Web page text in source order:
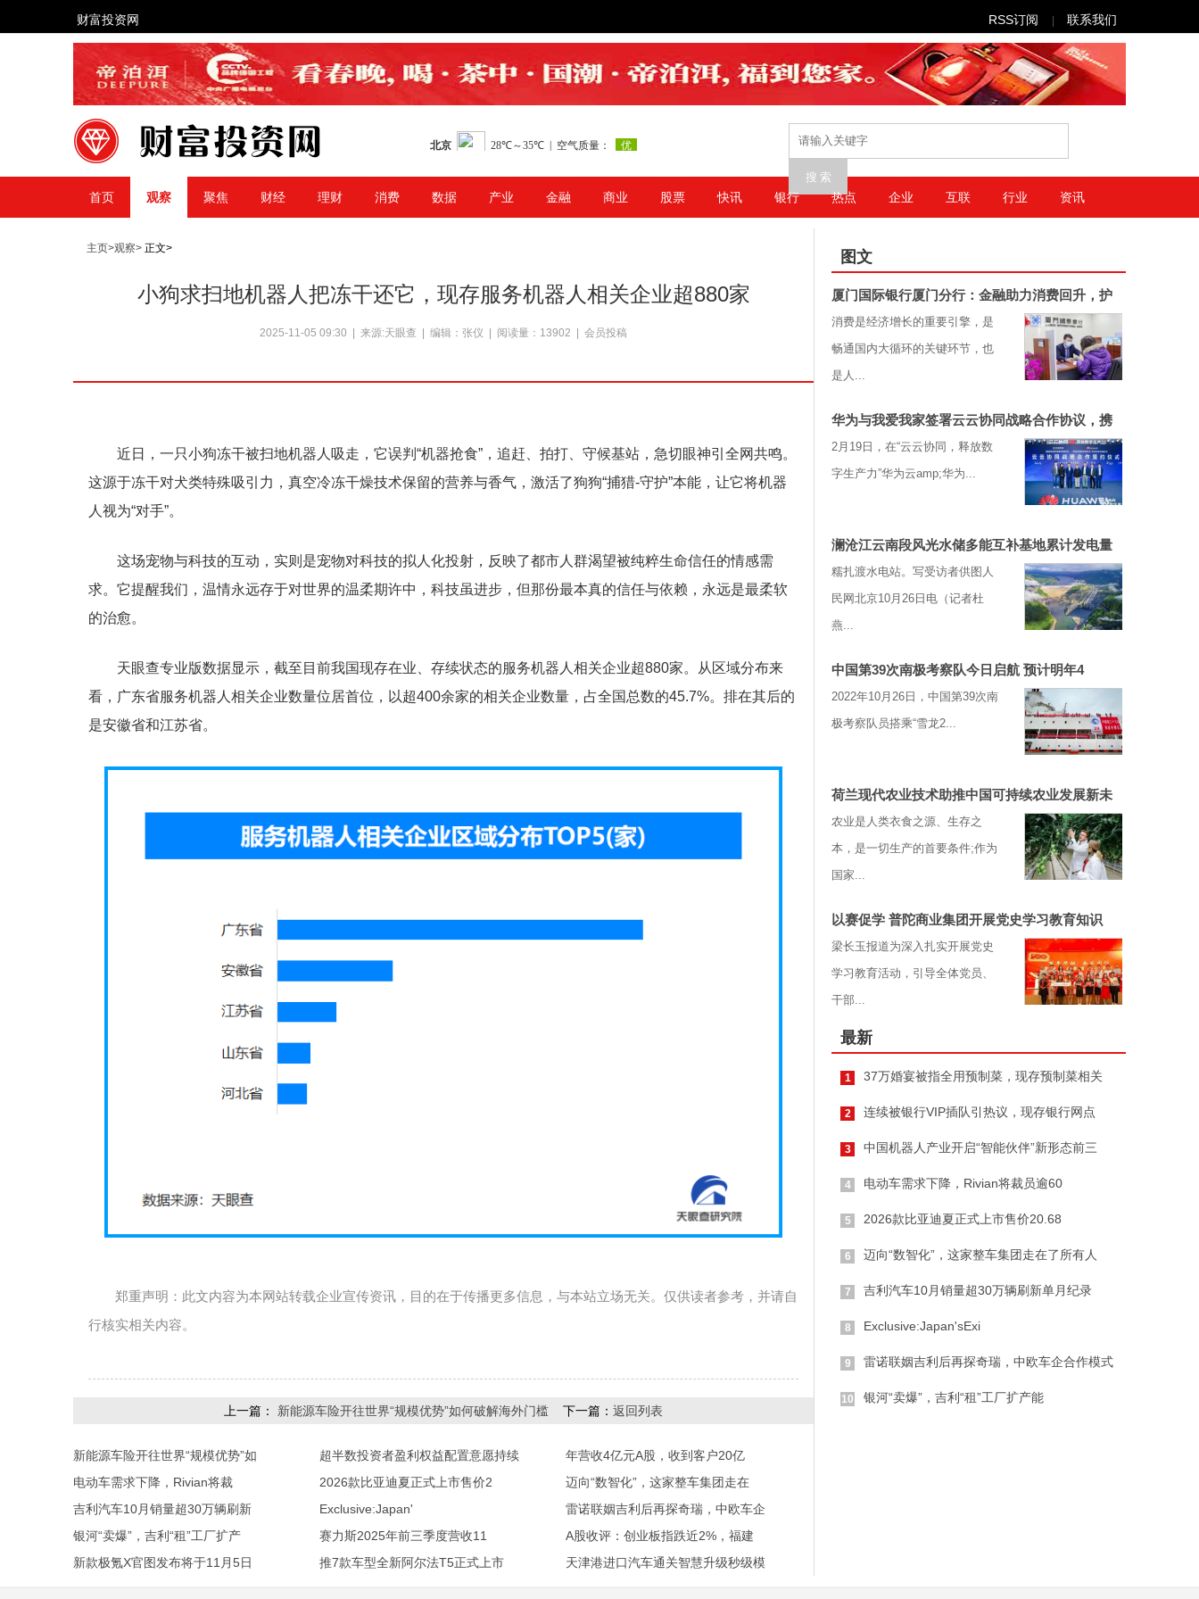
财富投资网 联系我们
RSS订阅
首页 观察 聚焦 财经 理财 消费 数据 产业 金融 商业 股票 快讯 银行 热点 企业 互联 行业 资讯
主页>观察> 正文>
小狗求扫地机器人把冻干还它，现存服务机器人相关企业超880家
2025-11-05 09:30 | 来源:天眼查 | 编辑：张仪 | 阅读量：13902 | 会员投稿
近日，一只小狗冻干被扫地机器人吸走，它误判“机器抢食”，追赶、拍打、守候基站，急切眼神引全网共鸣。
这源于冻干对犬类特殊吸引力，真空冷冻干燥技术保留的营养与香气，激活了狗狗“捕猎-守护”本能，让它将机器
人视为“对手”。
这场宠物与科技的互动，实则是宠物对科技的拟人化投射，反映了都市人群渴望被纯粹生命信任的情感需
求。它提醒我们，温情永远存于对世界的温柔期许中，科技虽进步，但那份最本真的信任与依赖，永远是最柔软
的治愈。
天眼查专业版数据显示，截至目前我国现存在业、存续状态的服务机器人相关企业超880家。从区域分布来
看，广东省服务机器人相关企业数量位居首位，以超400余家的相关企业数量，占全国总数的45.7%。排在其后的
是安徽省和江苏省。
郑重声明：此文内容为本网站转载企业宣传资讯，目的在于传播更多信息，与本站立场无关。仅供读者参考，并请自
行核实相关内容。
上一篇： 新能源车险开往世界“规模优势”如何破解海外门槛 下一篇： 返回列表
新能源车险开往世界“规模优势”如 超半数投资者盈利权益配置意愿持续
年营收4亿元A股，收到客户20亿
电动车需求下降，Rivian将裁
2026款比亚迪夏正式上市售价2
迈向“数智化”，这家整车集团走在
吉利汽车10月销量超30万辆刷新
Exclusive:Japan'
雷诺联姻吉利后再探奇瑞，中欧车企
银河“卖爆”，吉利“租”工厂扩产
赛力斯2025年前三季度营收11
A股收评：创业板指跌近2%，福建
新款极氪X官图发布将于11月5日
推7款车型全新阿尔法T5正式上市 天津港进口汽车通关智慧升级秒级模
图文
厦门国际银行厦门分行：金融助力消费回升，护
消费是经济增长的重要引擎，是
畅通国内大循环的关键环节，也
是人...
华为与我爱我家签署云云协同战略合作协议，携
2月19日，在“云云协同，释放数
字生产力”华为云amp;华为...
澜沧江云南段风光水储多能互补基地累计发电量
糯扎渡水电站。写受访者供图人
民网北京10月26日电（记者杜
燕...
中国第39次南极考察队今日启航 预计明年4
2022年10月26日，中国第39次南
极考察队员搭乘“雪龙2...
荷兰现代农业技术助推中国可持续农业发展新未
农业是人类衣食之源、生存之
本，是一切生产的首要条件;作为
国家...
以赛促学 普陀商业集团开展党史学习教育知识
梁长玉报道为深入扎实开展党史
学习教育活动，引导全体党员、
干部...
最新
1 37万婚宴被指全用预制菜，现存预制菜相关
2 连续被银行VIP插队引热议，现存银行网点
3 中国机器人产业开启“智能伙伴”新形态前三
4 电动车需求下降，Rivian将裁员逾60
5 2026款比亚迪夏正式上市售价20.68
6 迈向“数智化”，这家整车集团走在了所有人
7 吉利汽车10月销量超30万辆刷新单月纪录
8 Exclusive:Japan'sExi
9 雷诺联姻吉利后再探奇瑞，中欧车企合作模式
10 银河“卖爆”，吉利“租”工厂扩产能